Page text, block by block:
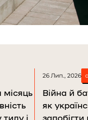
і
26 Лип., 2026
Війна й
як